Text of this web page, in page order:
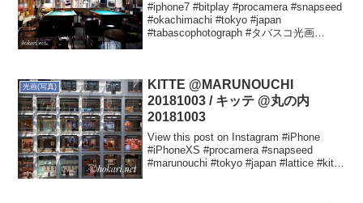
#iphone7 #bitplay #procamera #snapseed
#okachimachi #tokyo #japan
#tabascophotograph #タバスコ光画
光画(写真)
KITTE @MARUNOUCHI
20181003 / キッテ @丸の内
20181003
View this post on Instagram #iPhone
#iPhoneXS #procamera #snapseed
#marunouchi #tokyo #japan #lattice #kitte